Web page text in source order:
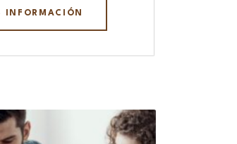
INFORMACIÓN